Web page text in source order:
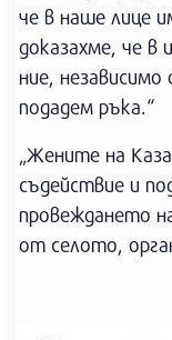
че в наше лице
доказахме, че в
ние,
подадем ръка.“
„Жените на
съдействие и
провеждането
от селото,